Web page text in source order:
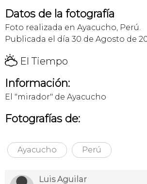
Datos de la fotografía
Foto realizada en Ayacucho, Perú.
Publicada el día 30 de Agosto de
H El Tiempo
Información:
El "mirador" de Ayacucho
Fotografías de:
Ayacucho Perú
Luis Aguilar